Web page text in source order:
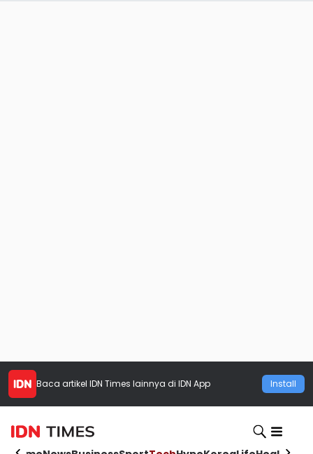
Baca artikel IDN Times lainnya di IDN App Install